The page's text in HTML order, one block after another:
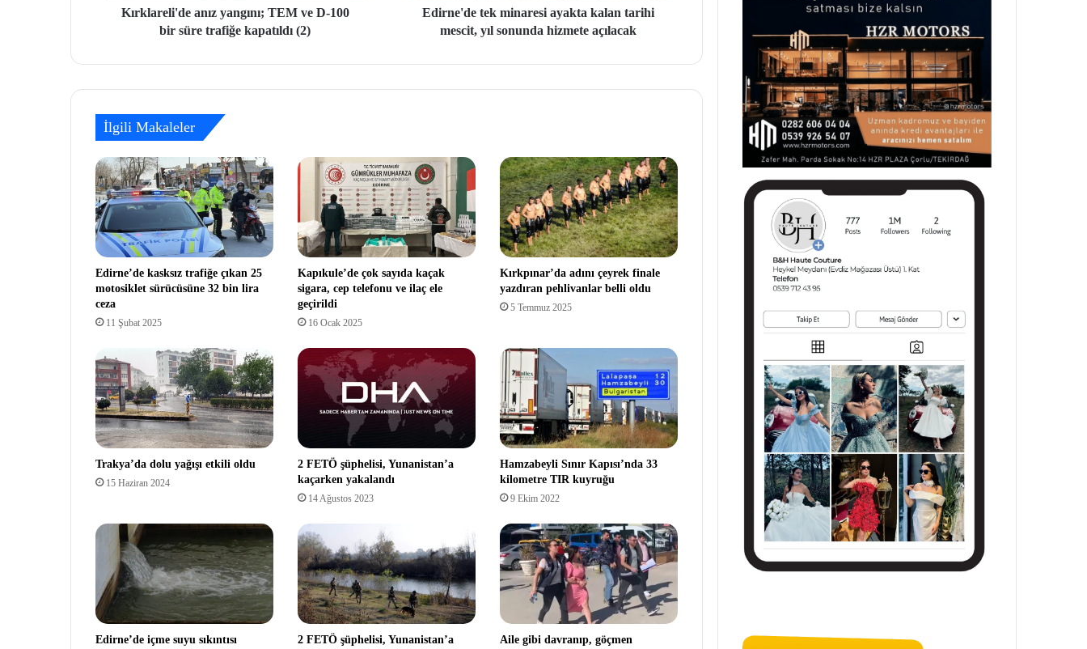
Kırklareli'de anız yangını; TEM ve D-100
bir süre trafiğe kapatıldı (2)
Edirne'de tek minaresi ayakta kalan tarihi
mescit, yıl sonunda hizmete açılacak
İlgili Makaleler
Edirne’de kasksız trafiğe çıkan 25
motosiklet sürücüsüne 32 bin lira
ceza
11 Şubat 2025
Kapıkule’de çok sayıda kaçak
sigara, cep telefonu ve ilaç ele
geçirildi
16 Ocak 2025
Kırkpınar’da adını çeyrek finale
yazdıran pehlivanlar belli oldu
5 Temmuz 2025
Trakya’da dolu yağışı etkili oldu
15 Haziran 2024
2 FETÖ şüphelisi, Yunanistan’a
kaçarken yakalandı
14 Ağustos 2023
Hamzabeyli Sınır Kapısı’nda 33
kilometre TIR kuyruğu
9 Ekim 2022
Edirne’de içme suyu sıkıntısı 2 FETÖ şüphelisi, Yunanistan’a Aile gibi davranıp, göçmen